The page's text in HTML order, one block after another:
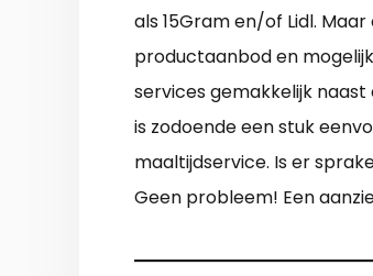
als 15Gram en/of Lidl.
productaanbod en
services gemakkelijk
is zodoende een stuk
maaltijdservice. Is er
Geen probleem! Een